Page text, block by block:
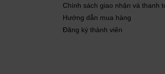
Chính sách giao nhận và thanh
Hướng dẫn mua hàng
Đăng ký thành viên